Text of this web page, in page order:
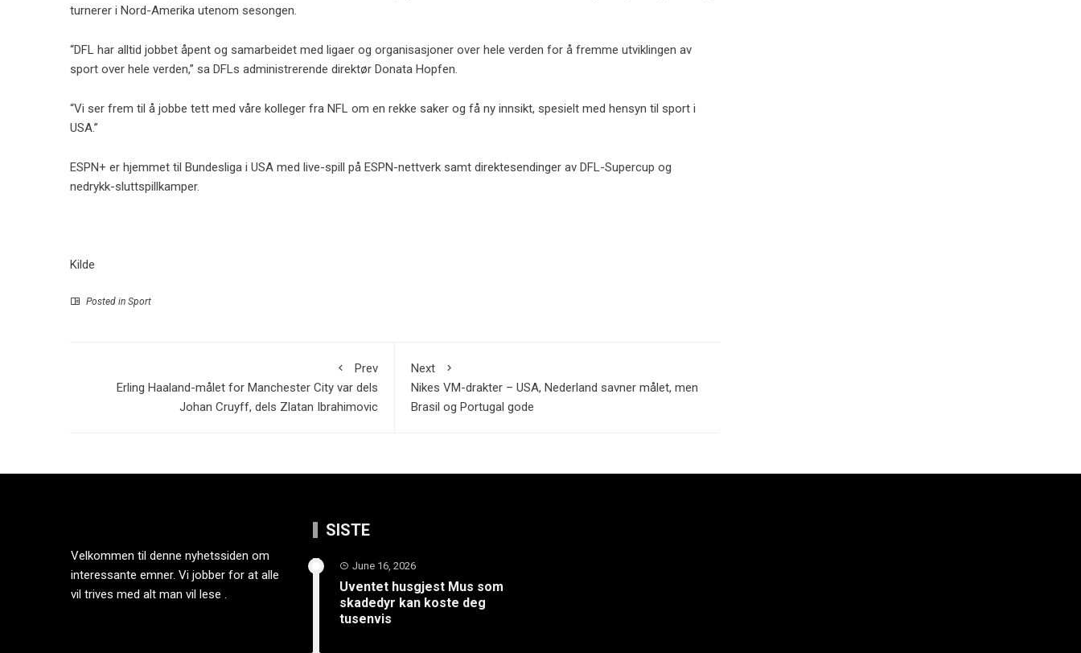
turnerer i Nord-Amerika utenom sesongen.
“DFL har alltid jobbet åpent og samarbeidet med ligaer og organisasjoner over hele verden for å fremme utviklingen av
sport over hele verden,” sa DFLs administrerende direktør Donata Hopfen.
“Vi ser frem til å jobbe tett med våre kolleger fra NFL om en rekke saker og få ny innsikt, spesielt med hensyn til sport i
USA.”
ESPN+ er hjemmet til Bundesliga i USA med live-spill på ESPN-nettverk samt direktesendinger av DFL-Supercup og
nedrykk-sluttspillkamper.
Kilde
Posted in Sport
Prev
Erling Haaland-målet for Manchester City var dels
Johan Cruyff, dels Zlatan Ibrahimovic
Next
Nikes VM-drakter – USA, Nederland savner målet, men
Brasil og Portugal gode
Velkommen til denne nyhetssiden om
interessante emner. Vi jobber for at alle
vil trives med alt man vil lese .
SISTE
June 16, 2026
Uventet husgjest Mus som
skadedyr kan koste deg
tusenvis